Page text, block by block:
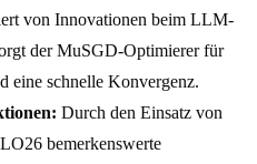
von Innovationen beim LLM-
der MuSGD-Optimierer für
eine schnelle Konvergenz.
Durch den Einsatz von
bemerkenswerte